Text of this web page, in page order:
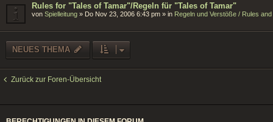
Rules for "Tales of Tamar"/Regeln für "Tales of Tamar"
von Spielleitung » Do Nov 23, 2006 6:43 pm » in Regeln und Verstöße / Rules and
NEUES THEMA
Zurück zur Foren-Übersicht